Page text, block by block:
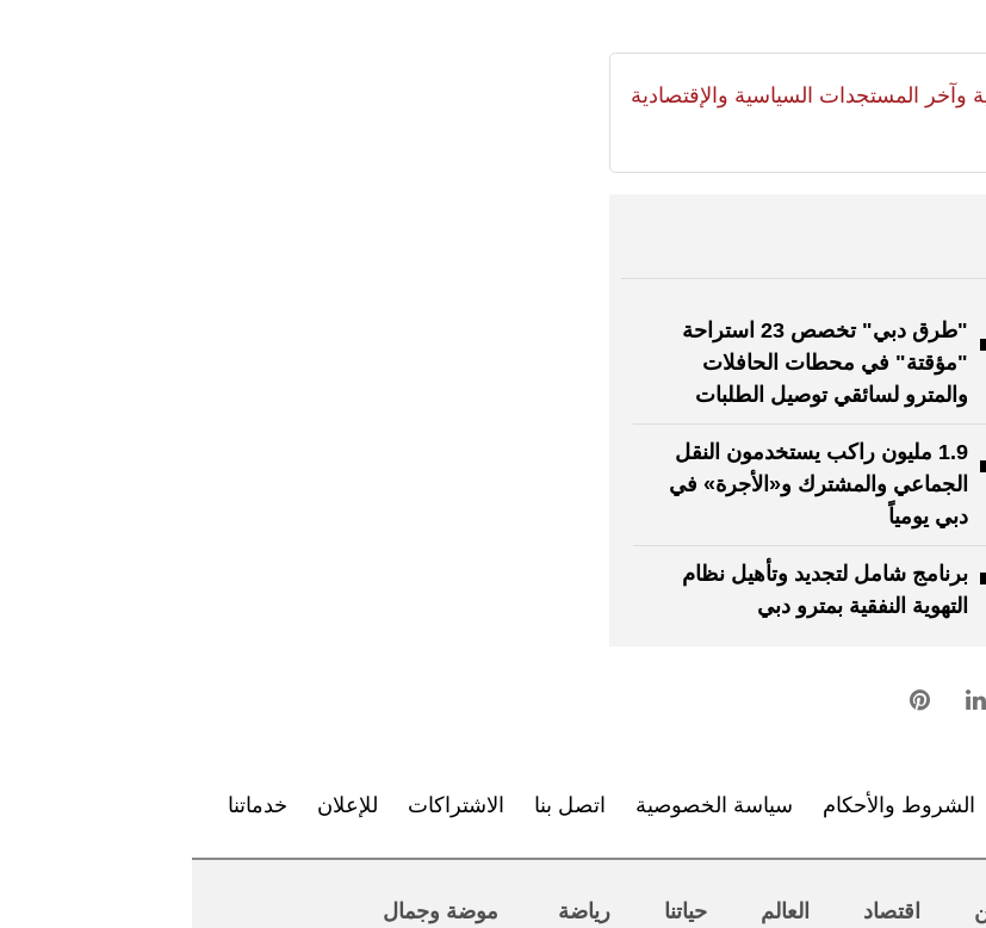
وآخر المستجدات السياسية والإقتصادية
"طرق دبي" تخصص 23 استراحة
"مؤقتة" في محطات الحافلات
والمترو لسائقي توصيل الطلبات
1.9 مليون راكب يستخدمون النقل
الجماعي والمشترك و«الأجرة» في
دبي يومياً
برنامج شامل لتجديد وتأهيل نظام
التهوية النفقية بمترو دبي
الشروط والأحكام سياسة الخصوصية اتصل بنا الاشتراكات للإعلان خدماتنا
اقتصاد العالم حياتنا رياضة موضة وجمال